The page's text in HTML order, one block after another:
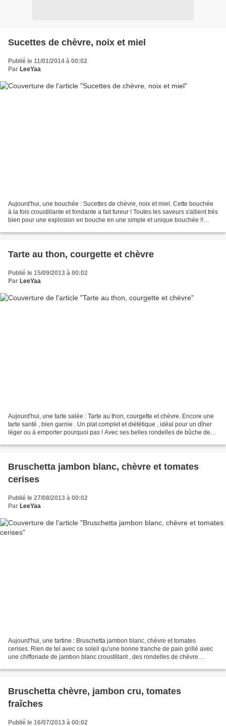
Sucettes de chèvre, noix et miel
Publié le 11/01/2014 à 00:02
Par LeeYaa
Aujourd'hui, une bouchée : Sucettes de chèvre, noix et miel. Cette bouchée
à la fois croustillante et fondante a fait fureur ! Toutes les saveurs s'allient très
bien pour une explosion en bouche en une simple et unique bouchée !!
Tarte au thon, courgette et chèvre
Publié le 15/09/2013 à 00:02
Par LeeYaa
Aujourd'hui, une tarte salée : Tarte au thon, courgette et chèvre. Encore une
tarte santé , bien garnie . Un plat complet et diététique , idéal pour un dîner
léger ou à emporter pourquoi pas ! Avec ses belles rondelles de bûche de
Bruschetta jambon blanc, chèvre et tomates
cerises
Publié le 27/08/2013 à 00:02
Par LeeYaa
Aujourd'hui, une tartine : Bruschetta jambon blanc, chèvre et tomates
cerises. Rien de tel avec ce soleil qu'une bonne tranche de pain grillé avec
une chiffonade de jambon blanc croustillant , des rondelles de chèvre
Bruschetta chèvre, jambon cru, tomates
fraîches
Publié le 16/07/2013 à 00:02